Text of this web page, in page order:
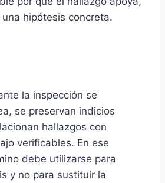
hipótesis concreta.
la inspección se
se preservan indicios
hallazgos con
verificables. En ese
debe utilizarse para
y no para sustituir la